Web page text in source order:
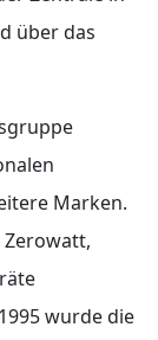
über das
Marken.
wurde die